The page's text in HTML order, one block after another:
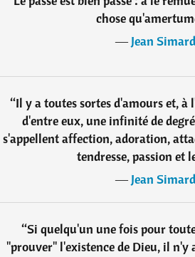
chose
―Jean Simard
“Il y a toutes sortes d'amours et,
d'entre eux, une infinité de
s'appellent affection, adoration,
tendresse, passion et
―Jean Simard
“Si quelqu'un une fois pour
"prouver" l'existence de Dieu, il n'y